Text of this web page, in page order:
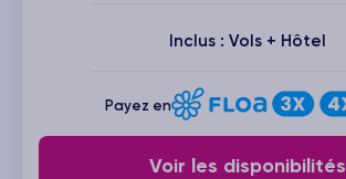
Inclus : Vols + Hôtel
Payez en
Voir les disponibilités